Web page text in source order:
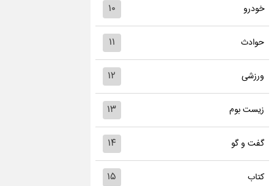
خودرو ۱۰
حوادث ۱۱
ورزشی ۱۲
زیست بوم ۱۳
گفت و گو ۱۴
کتاب ۱۵